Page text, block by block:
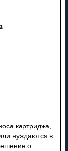
картриджа,
нуждаются в
о